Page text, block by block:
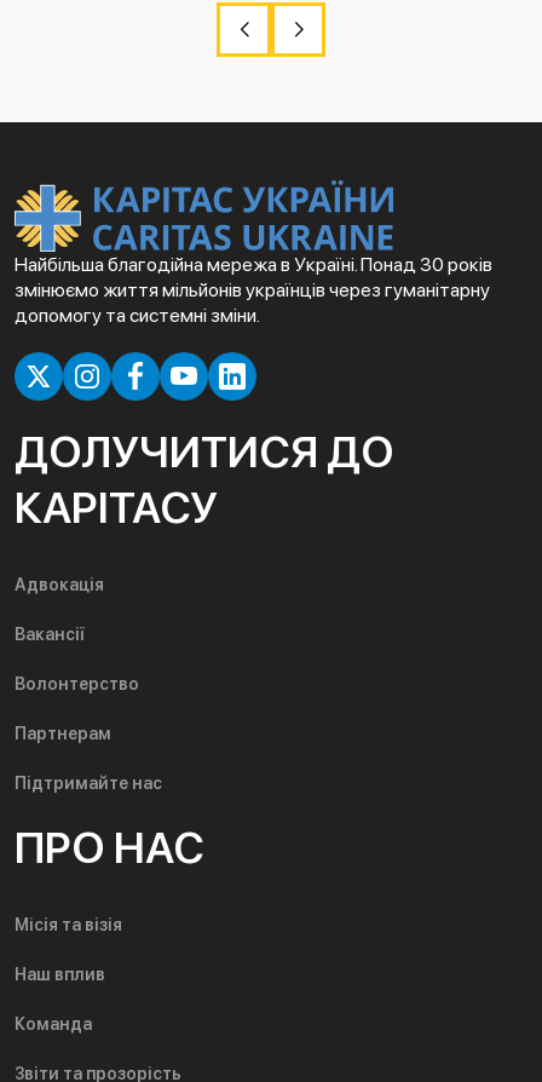
Найбільша благодійна мережа в Україні. Понад 30 років
змінюємо життя мільйонів українців через гуманітарну
допомогу та системні зміни.
ДОЛУЧИТИСЯ ДО
КАРІТАСУ
Адвокація
Вакансії
Волонтерство
Партнерам
Підтримайте нас
ПРО НАС
Місія та візія
Наш вплив
Команда
Звіти та прозорість